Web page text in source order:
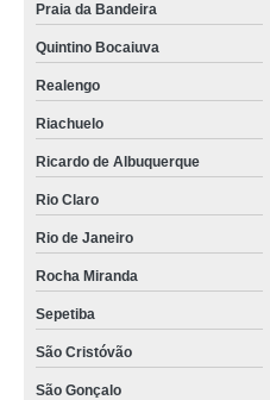
Praia da Bandeira
Quintino Bocaiuva
Realengo
Riachuelo
Ricardo de Albuquerque
Rio Claro
Rio de Janeiro
Rocha Miranda
Sepetiba
São Cristóvão
São Gonçalo